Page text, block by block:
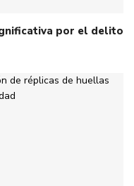
por el delito